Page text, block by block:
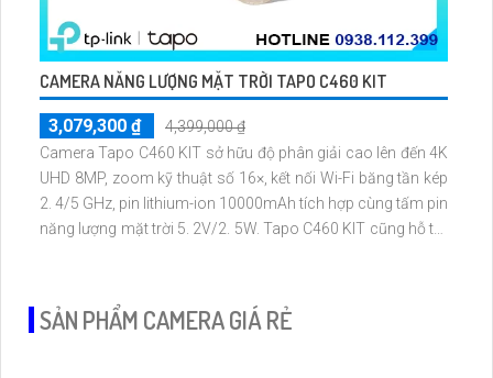
CAMERA NĂNG LƯỢNG MẶT TRỜI TAPO C460 KIT
3,079,300 ₫
4,399,000 ₫
Camera Tapo C460 KIT sở hữu độ phân giải cao lên đến 4K
UHD 8MP, zoom kỹ thuật số 16×, kết nối Wi-Fi băng tần kép
2. 4/5 GHz, pin lithium-ion 10000mAh tích hợp cùng tấm pin
năng lượng mặt trời 5. 2V/2. 5W. Tapo C460 KIT cũng hỗ trợ
SẢN PHẨM CAMERA GIÁ RẺ